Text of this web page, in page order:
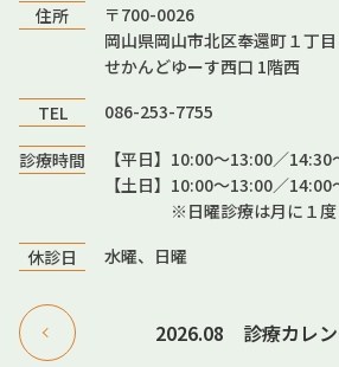
住所
〒700-0026
岡山県岡山市北区奉還町１丁目
せかんどゆーす西口 1階西
TEL
086-253-7755
診療時間
【平日】10:00〜13:00／
【土日】10:00〜13:00／
※日曜診療は月に１度
休診日
水曜、日曜
2026.08 診療カレ